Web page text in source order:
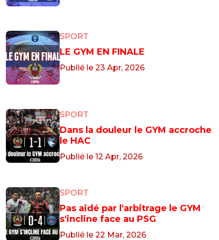
SPORT
LE GYM EN FINALE
Publié le 23 Apr, 2026
SPORT
Dans la douleur le GYM accroche
le HAC
Publié le 12 Apr, 2026
SPORT
Pas aidé par l'arbitrage le GYM
s'incline face au PSG
Publié le 22 Mar, 2026